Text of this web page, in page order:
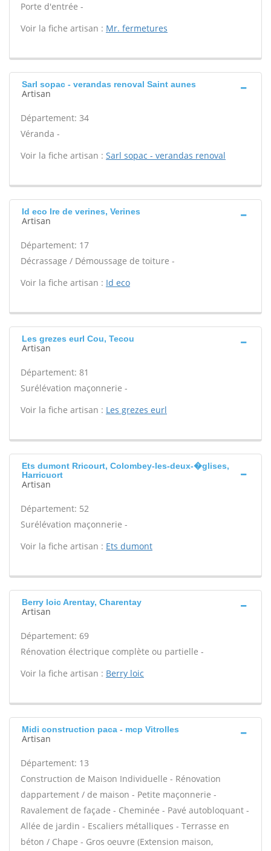
Porte d'entrée -
Voir la fiche artisan : Mr. fermetures
Sarl sopac - verandas renoval Saint aunes
Artisan
Département: 34
Véranda -
Voir la fiche artisan : Sarl sopac - verandas renoval
Id eco Ire de verines, Verines
Artisan
Département: 17
Décrassage / Démoussage de toiture -
Voir la fiche artisan : Id eco
Les grezes eurl Cou, Tecou
Artisan
Département: 81
Surélévation maçonnerie -
Voir la fiche artisan : Les grezes eurl
Ets dumont Rricourt, Colombey-les-deux-�glises,
Harricuort
Artisan
Département: 52
Surélévation maçonnerie -
Voir la fiche artisan : Ets dumont
Berry loic Arentay, Charentay
Artisan
Département: 69
Rénovation électrique complète ou partielle -
Voir la fiche artisan : Berry loic
Midi construction paca - mcp Vitrolles
Artisan
Département: 13
Construction de Maison Individuelle - Rénovation
dappartement / de maison - Petite maçonnerie -
Ravalement de façade - Cheminée - Pavé autobloquant -
Allée de jardin - Escaliers métalliques - Terrasse en
béton / Chape - Gros oeuvre (Extension maison,